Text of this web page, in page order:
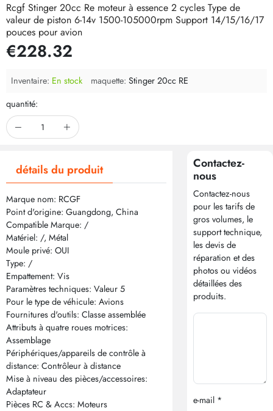
Rcgf Stinger 20cc Re moteur à essence 2 cycles Type de
valeur de piston 6-14v 1500-105000rpm Support 14/15/16/17
pouces pour avion
€228.32
Inventaire: En stock maquette: Stinger 20cc RE
quantité:
détails du produit
Marque nom: RCGF
Point d'origine: Guangdong, China
Compatible Marque: /
Matériel: /, Métal
Moule privé: OUI
Type: /
Empattement: Vis
Paramètres techniques: Valeur 5
Pour le type de véhicule: Avions
Fournitures d'outils: Classe assemblée
Attributs à quatre roues motrices:
Assemblage
Périphériques/appareils de contrôle à
distance: Contrôleur à distance
Mise à niveau des pièces/accessoires:
Adaptateur
Pièces RC & Accs: Moteurs
Contactez-
nous
Contactez-nous
pour les tarifs de
gros volumes, le
support technique,
les devis de
réparation et des
photos ou vidéos
détaillées des
produits.
e-mail *